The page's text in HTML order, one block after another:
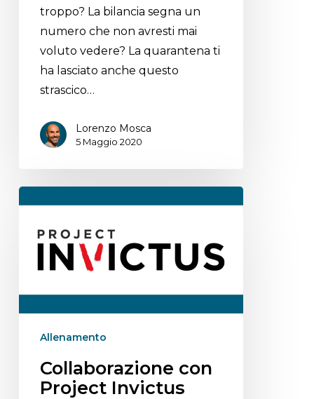
troppo? La bilancia segna un
numero che non avresti mai
voluto vedere? La quarantena ti
ha lasciato anche questo
strascico…
Lorenzo Mosca
5 Maggio 2020
Allenamento
Collaborazione con
Project Invictus